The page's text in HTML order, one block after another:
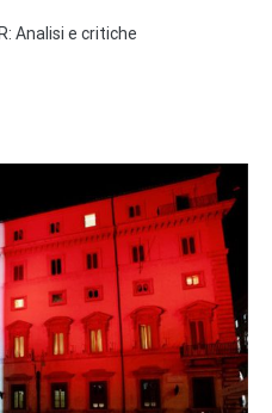
Analisi e critiche